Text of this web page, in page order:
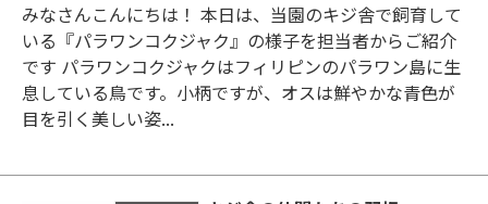
みなさんこんにちは！ 本日は、当園のキジ舎で飼育して
いる『パラワンコクジャク』の様子を担当者からご紹介
です パラワンコクジャクはフィリピンのパラワン島に生
息している鳥です。小柄ですが、オスは鮮やかな青色が
目を引く美しい姿...